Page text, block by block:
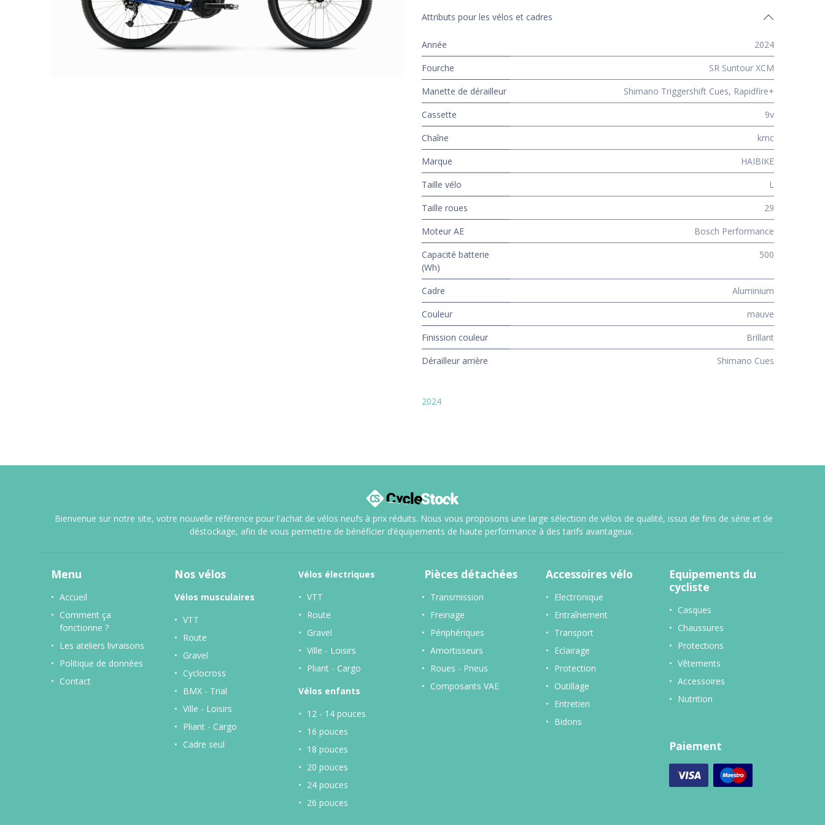
Attributs pour les vélos et cadres
Année
2024
Fourche
SR Suntour XCM
Manette de dérailleur
Shimano Triggershift Cues, Rapidfire+
Cassette
9v
Chaîne
kmc
Marque
HAIBIKE
Taille vélo
L
Taille roues
29
Moteur AE
Bosch Performance
Capacité batterie
(Wh)
500
Cadre
Aluminium
Couleur
mauve
Finission couleur
Brillant
Dérailleur arrière
Shimano Cues
2024
Bienvenue sur notre site, votre nouvelle référence pour l'achat de vélos neufs à prix réduits. Nous vous proposons une large sélection de vélos de qualité, issus de fins de série et de
déstockage, afin de vous permettre de bénéficier d’équipements de haute performance à des tarifs avantageux.
Menu
Accueil
Comment ça
fonctionne ?
Les ateliers livraisons
Politique de données
Contact
Nos vélos
Vélos musculaires
VTT
Route
Gravel
Cyclocross
BMX - Trial
Ville - Loisirs
Pliant - Cargo
Cadre seul
Vélos électriques
VTT
Route
Gravel
Ville - Loisirs
Pliant - Cargo
Vélos enfants
12 - 14 pouces
16 pouces
18 pouces
20 pouces
24 pouces
26 pouces
Pièces détachées
Transmission
Freinage
Périphériques
Amortisseurs
Roues - Pneus
Composants VAE
Accessoires vélo
Electronique
Entraînement
Transport
Eclairage
Protection
Outillage
Entretien
Bidons
Equipements du
cycliste
Casques
Chaussures
Protections
Vêtements
Accessoires
Nutrition
Paiement